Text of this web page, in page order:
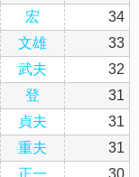
宏
34
文雄
33
武夫
32
登
31
貞夫
31
重夫
31